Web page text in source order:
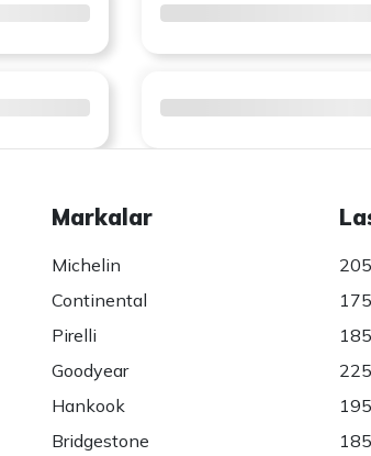
Markalar
Michelin
Continental
Pirelli
Goodyear
Hankook
Bridgestone